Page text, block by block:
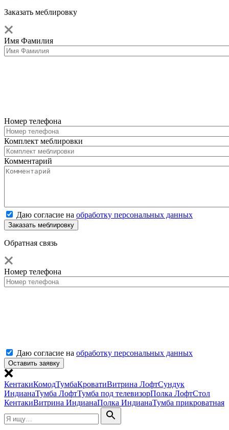
Заказать меблировку
Имя Фамилия
Номер телефона
Комплект меблировки
Комментарий
Даю согласие на обработку персональных данных
Обратная связь
Номер телефона
Даю согласие на обработку персональных данных
КентакиКомодТумбаКроватиВитрина ЛофтСундук
ИндианаТумба ЛофтТумба под телевизорПолка ЛофтСтол
КентакиВитрина ИндианаПолка ИндианаТумба прикроватная